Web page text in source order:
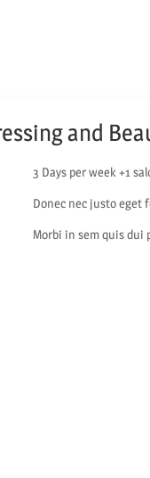
and
3 Days per week +1
Donec nec justo eget
Morbi in sem quis dui